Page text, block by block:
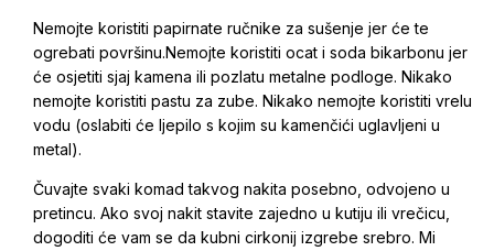
Nemojte koristiti papirnate ručnike za sušenje jer će te
ogrebati površinu.Nemojte koristiti ocat i soda bikarbonu jer
će osjetiti sjaj kamena ili pozlatu metalne podloge. Nikako
nemojte koristiti pastu za zube. Nikako nemojte koristiti vrelu
vodu (oslabiti će ljepilo s kojim su kamenčići uglavljeni u
metal).
Čuvajte svaki komad takvog nakita posebno, odvojeno u
pretincu. Ako svoj nakit stavite zajedno u kutiju ili vrečicu,
dogoditi će vam se da kubni cirkonij izgrebe srebro. Mi